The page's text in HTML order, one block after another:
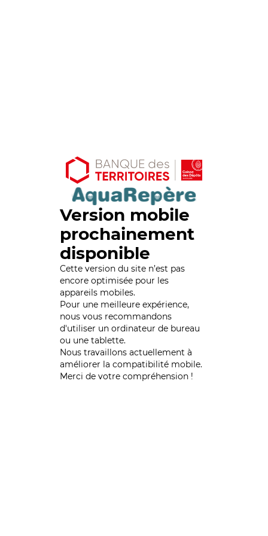
Version mobile
prochainement
disponible
Cette version du site n’est pas
encore optimisée pour les
appareils mobiles.
Pour une meilleure expérience,
nous vous recommandons
d'utiliser un ordinateur de bureau
ou une tablette.
Nous travaillons actuellement à
améliorer la compatibilité mobile.
Merci de votre compréhension !